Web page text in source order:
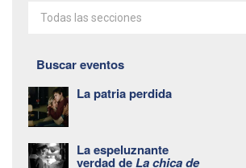
Todas las secciones
Buscar eventos
La patria perdida
La espeluznante
verdad deLa chica de